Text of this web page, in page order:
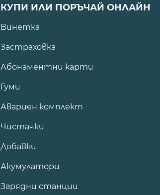
КУПИ ИЛИ ПОРЪЧАЙ ОНЛАЙН
Винетка
Застраховка
Абонаментни карти
Гуми
Авариен комплект
Чистачки
Добавки
Акумулатори
Зарядни станции